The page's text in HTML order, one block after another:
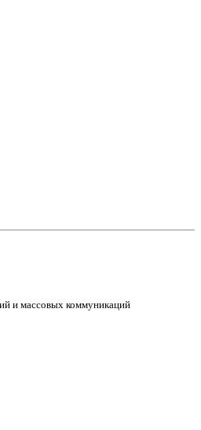
и массовых коммуникаций